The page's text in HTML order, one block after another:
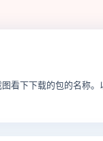
看下下载的包的名称。